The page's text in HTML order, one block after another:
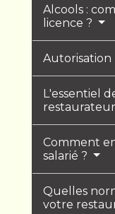
Alcools :
licence ?
Autorisation
L'essentiel
restaurateur
Comment
salarié ?
Quelles
votre